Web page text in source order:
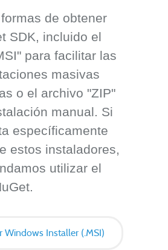
de obtener
SDK, incluido el
para facilitar las
masivas
o el archivo "ZIP"
manual. Si
específicamente
estos instaladores,
utilizar el
Windows Installer (.MSI)